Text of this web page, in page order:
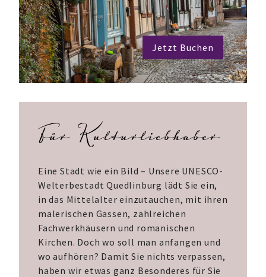
Jetzt Buchen
Für Kulturliebhaber
Eine Stadt wie ein Bild – Unsere UNESCO-
Welterbestadt Quedlinburg lädt Sie ein,
in das Mittelalter einzutauchen, mit ihren
malerischen Gassen, zahlreichen
Fachwerkhäusern und romanischen
Kirchen. Doch wo soll man anfangen und
wo aufhören? Damit Sie nichts verpassen,
haben wir etwas ganz Besonderes für Sie